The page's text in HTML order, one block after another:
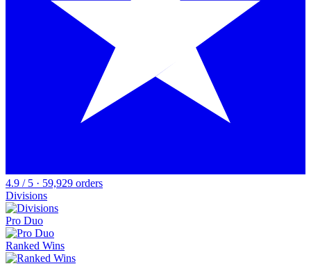
4.9 / 5 · 59,929 orders
Divisions
Pro Duo
Ranked Wins